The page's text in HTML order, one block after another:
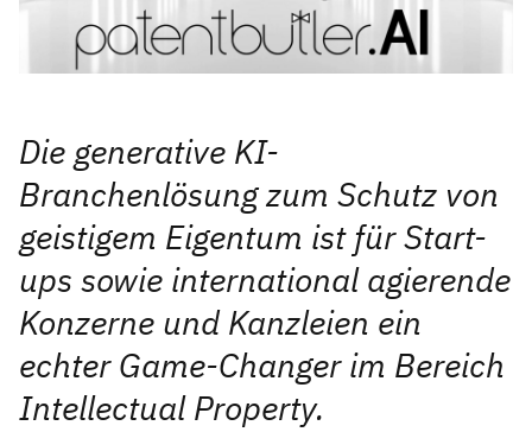
Die generative KI-
Branchenlösung zum Schutz von
geistigem Eigentum ist für Start-
ups sowie international agierende
Konzerne und Kanzleien ein
echter Game-Changer im Bereich
Intellectual Property.